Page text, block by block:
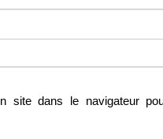
site dans le navigateur